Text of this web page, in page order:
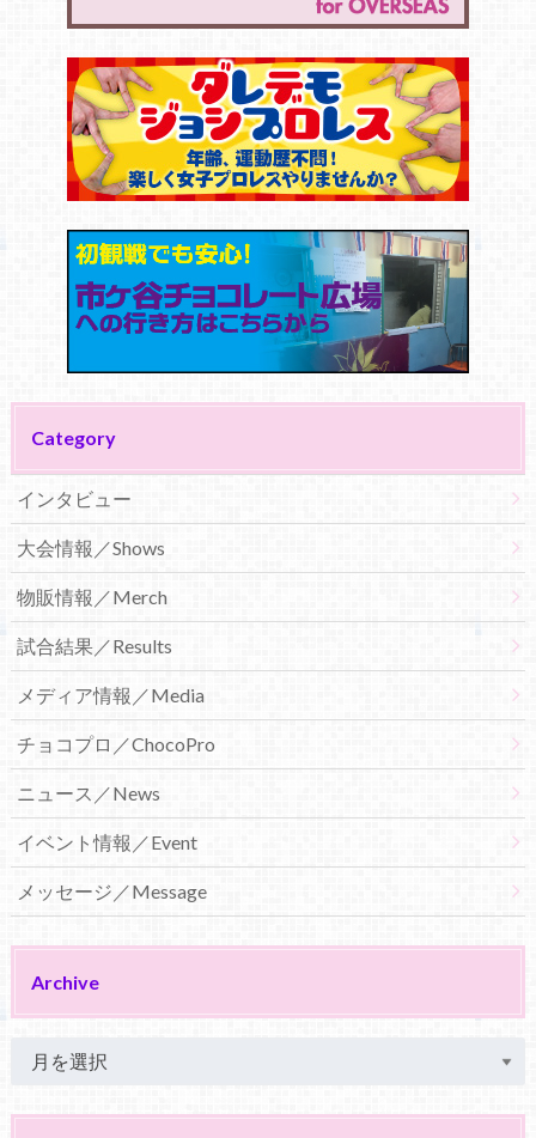
Category
インタビュー
大会情報／Shows
物販情報／Merch
試合結果／Results
メディア情報／Media
チョコプロ／ChocoPro
ニュース／News
イベント情報／Event
メッセージ／Message
Archive